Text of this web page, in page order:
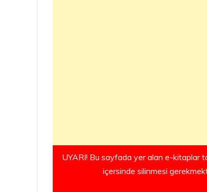
UYARI! Bu sayfada yer alan e-kitaplar
içersinde silinmesi